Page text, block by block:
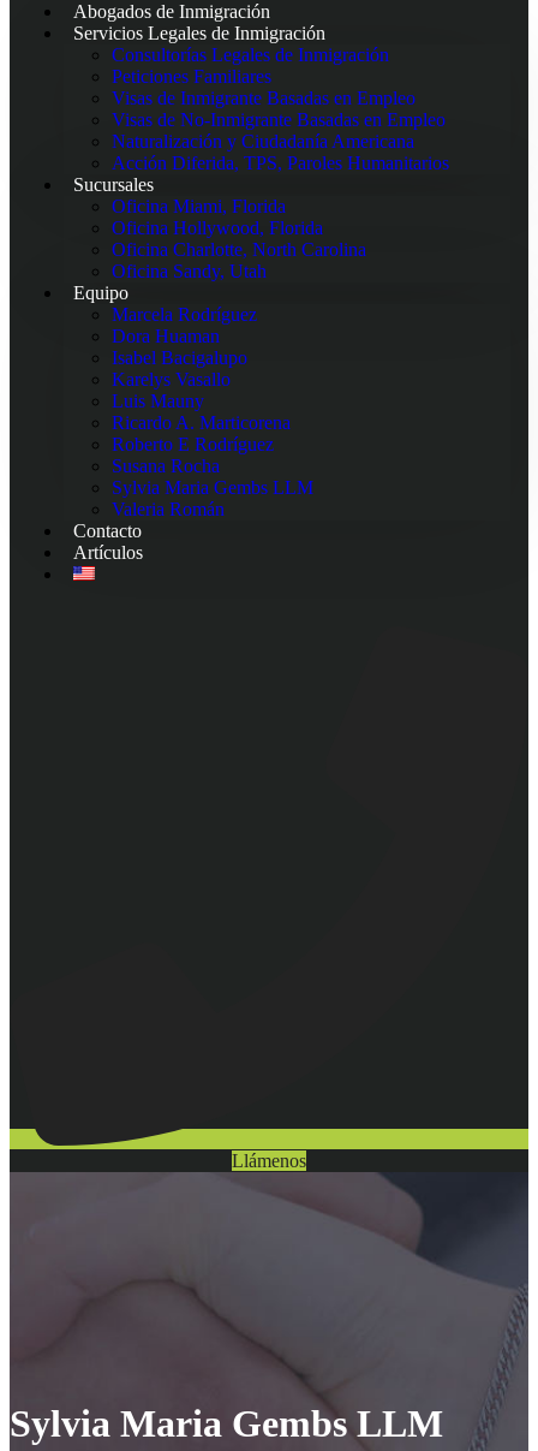
Abogados de Inmigración
Servicios Legales de Inmigración
Consultorías Legales de Inmigración
Peticiones Familiares
Visas de Inmigrante Basadas en Empleo
Visas de No-Inmigrante Basadas en Empleo
Naturalización y Ciudadanía Americana
Acción Diferida, TPS, Paroles Humanitarios
Sucursales
Oficina Miami, Florida
Oficina Hollywood, Florida
Oficina Charlotte, North Carolina
Oficina Sandy, Utah
Equipo
Marcela Rodríguez
Dora Huaman
Isabel Bacigalupo
Karelys Vasallo
Luis Mauny
Ricardo A. Marticorena
Roberto E Rodríguez
Susana Rocha
Sylvia Maria Gembs LLM
Valeria Román
Contacto
Artículos
Llámenos
Sylvia Maria Gembs LLM